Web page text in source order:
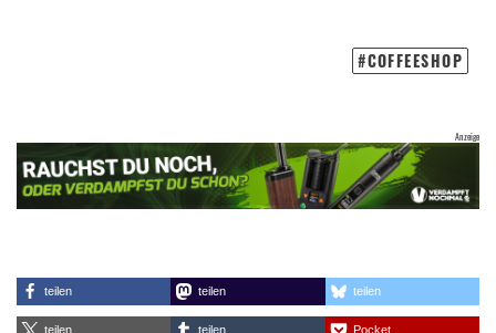
COFFEESHOP
teilen teilen teilen
teilen teilen Pocket